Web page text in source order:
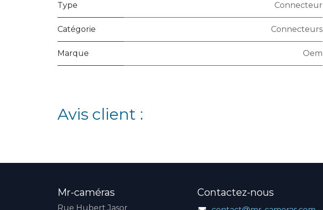
Type Connecteur
Catégorie Connecteurs
Marque Oem
Avis client :
Mr-caméras
Rue Hubert Jasor
Contactez-nous